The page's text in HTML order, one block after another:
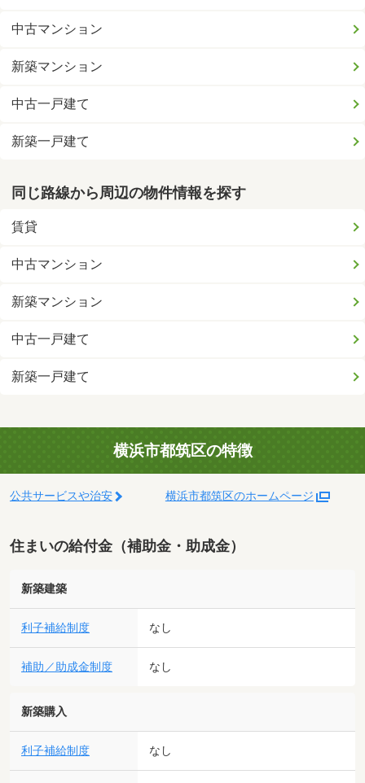
中古マンション
新築マンション
中古一戸建て
新築一戸建て
同じ路線から周辺の物件情報を探す
賃貸
中古マンション
新築マンション
中古一戸建て
新築一戸建て
横浜市都筑区の特徴
公共サービスや治安 横浜市都筑区のホームページ
住まいの給付金（補助金・助成金）
新築建築
利子補給制度 なし
補助／助成金制度 なし
新築購入
利子補給制度 なし